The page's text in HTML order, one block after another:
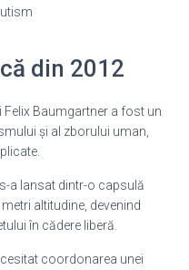
din 2012
Baumgartner a fost un
și al zborului uman,
s-a lansat dintr-o capsulă
altitudine, devenind
în cădere liberă.
coordonarea unei